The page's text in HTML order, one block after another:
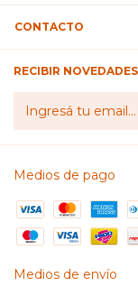
CONTACTO
RECIBIR
Medios de pago
Medios de envío